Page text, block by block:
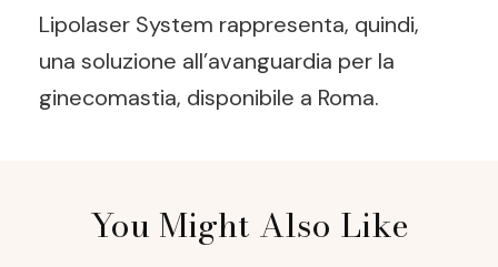
Lipolaser System rappresenta, quindi,
una soluzione all’avanguardia per la
ginecomastia, disponibile a Roma.
Navigation
You Might Also Like